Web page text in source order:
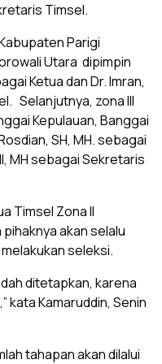
Timsel.
Parigi
Utara dipimpin
Ketua dan Dr. Imran,
Selanjutnya, zona III
Kepulauan, Banggai
SH, MH. sebagai
MH sebagai Sekretaris
Timsel Zona II
akan selalu
seleksi.
ditetapkan, karena
kata Kamaruddin, Senin
tahapan akan dilalui